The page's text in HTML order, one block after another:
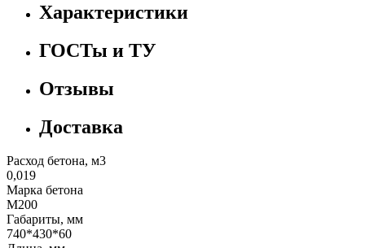
Характеристики
ГОСТы и ТУ
Отзывы
Доставка
Расход бетона, м3
0,019
Марка бетона
М200
Габариты, мм
740*430*60